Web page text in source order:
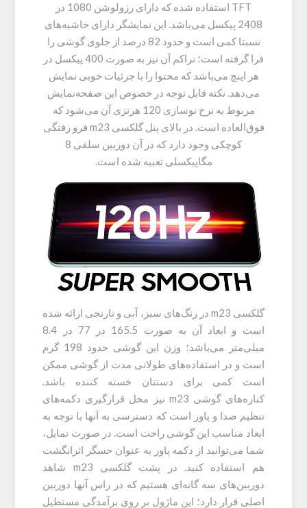
TFT استفاده شده که دارای رزولوشن 1080 در
2408 پیکسل می‌باشد. این نمایشگر دارای حاشیه‌های
نسبتا کمی است و حدود 82 درصد از جلوی گوشی را
فرا گرفته است؛ تراکم آن نیز به صورت 400 پیکسل در
هر اینچ می‌باشد که محتوا را با جزئیات خوبی نمایش
می‌دهد. نکته قابل توجه در خصوص این صفحه‌نمایش
مربوط به نرخ نوسازی 120 هرتزی آن می‌شود که
فوق‌العاده است. در بالای پنل گلکسی m23 فرو رفتگی
کوچکی وجود دارد که در آن دوربین سلفی 8
مگاپیکسلی تعبیه شده است.
گلکسی m23 در رنگ‌های سبز، آبی و نارنجی ارائه شده
است و ابعاد آن به صورت 165.5 در 77 در 8.4
میلی‌متر می‌باشد؛ وزن این گوشی حدود 198 گرم
است و در استفاده‌های طولانی مدت از گوشی ممکن
است کمی برای دستتان خسته کننده باشد.
کناره‌های گوشی m23 نیز محل قرارگیری دکمه‌های
تنظیم صدا و پاور است که دسترسی به آنها با توجه به
ابعاد مناسب این گوشی راحت است. در صورت تمایل،
شما می‌توانید از دکمه پاور به عنوان حسگر اثرانگشت
هم استفاده کنید. در پشت گلکسی m23 شاهد
دوربین‌های سه گانه‌ای هستیم که در راس آنها دوربین
اصلی قرار دارد؛ این ماژول بر روی برآمدگی مستطیل